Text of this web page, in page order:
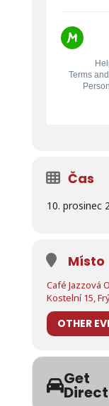
Čas
10. prosinec
Místo
Café Jazzová
Kostelní 15,
OTHER
Get